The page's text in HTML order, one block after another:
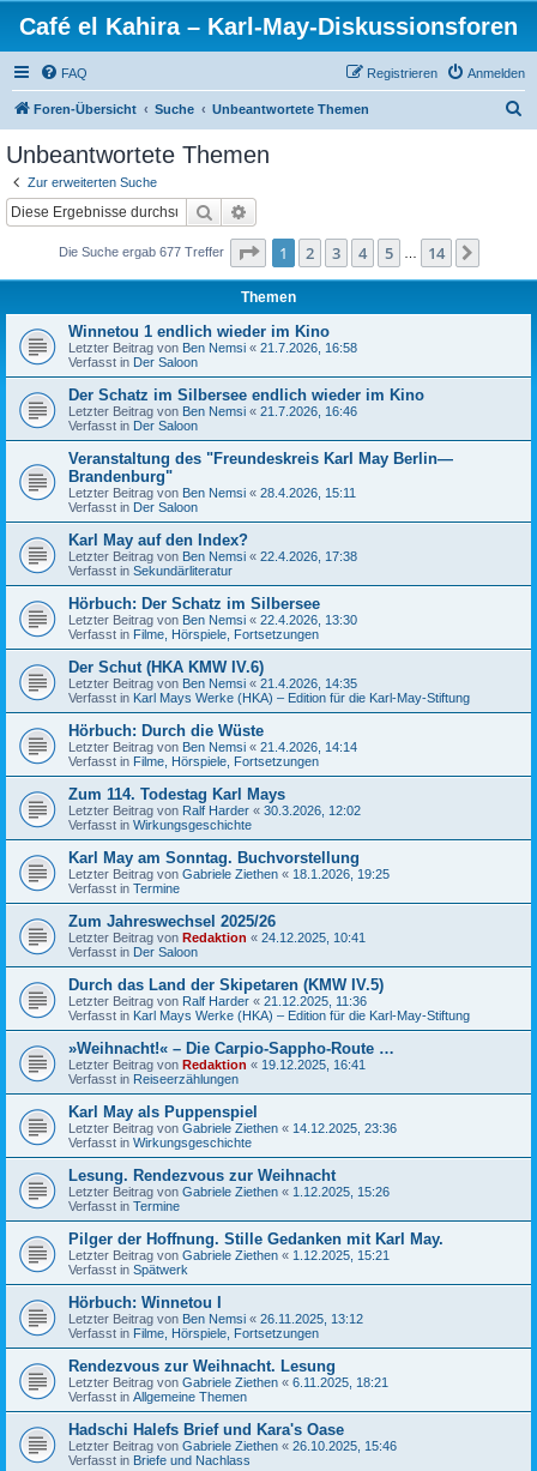
Café el Kahira – Karl-May-Diskussionsforen
FAQ Anmelden
Registrieren
Foren-Übersicht Suche Unbeantwortete Themen
Unbeantwortete Themen
Zur erweiterten Suche
Suche
Die Suche ergab 677 Treffer Seite 1von 14
1 2 3 4 5 14
Themen
Winnetou 1 endlich wieder im Kino
Letzter Beitrag von Ben Nemsi « 21.7.2026, 16:58
Verfasst in Der Saloon
Der Schatz im Silbersee endlich wieder im Kino
Letzter Beitrag von Ben Nemsi « 21.7.2026, 16:46
Verfasst in Der Saloon
Veranstaltung des "Freundeskreis Karl May Berlin—
Brandenburg"
Letzter Beitrag von Ben Nemsi « 28.4.2026, 15:11
Verfasst in Der Saloon
Karl May auf den Index?
Letzter Beitrag von Ben Nemsi « 22.4.2026, 17:38
Verfasst in Sekundärliteratur
Hörbuch: Der Schatz im Silbersee
Letzter Beitrag von Ben Nemsi « 22.4.2026, 13:30
Verfasst in Filme, Hörspiele, Fortsetzungen
Der Schut (HKA KMW IV.6)
Letzter Beitrag von Ben Nemsi « 21.4.2026, 14:35
Verfasst in Karl Mays Werke (HKA) – Edition für die Karl-May-Stiftung
Hörbuch: Durch die Wüste
Letzter Beitrag von Ben Nemsi « 21.4.2026, 14:14
Verfasst in Filme, Hörspiele, Fortsetzungen
Zum 114. Todestag Karl Mays
Letzter Beitrag von Ralf Harder « 30.3.2026, 12:02
Verfasst in Wirkungsgeschichte
Karl May am Sonntag. Buchvorstellung
Letzter Beitrag von Gabriele Ziethen « 18.1.2026, 19:25
Verfasst in Termine
Zum Jahreswechsel 2025/26
Letzter Beitrag von Redaktion « 24.12.2025, 10:41
Verfasst in Der Saloon
Durch das Land der Skipetaren (KMW IV.5)
Letzter Beitrag von Ralf Harder « 21.12.2025, 11:36
Verfasst in Karl Mays Werke (HKA) – Edition für die Karl-May-Stiftung
»Weihnacht!« – Die Carpio-Sappho-Route …
Letzter Beitrag von Redaktion « 19.12.2025, 16:41
Verfasst in Reiseerzählungen
Karl May als Puppenspiel
Letzter Beitrag von Gabriele Ziethen « 14.12.2025, 23:36
Verfasst in Wirkungsgeschichte
Lesung. Rendezvous zur Weihnacht
Letzter Beitrag von Gabriele Ziethen « 1.12.2025, 15:26
Verfasst in Termine
Pilger der Hoffnung. Stille Gedanken mit Karl May.
Letzter Beitrag von Gabriele Ziethen « 1.12.2025, 15:21
Verfasst in Spätwerk
Hörbuch: Winnetou I
Letzter Beitrag von Ben Nemsi « 26.11.2025, 13:12
Verfasst in Filme, Hörspiele, Fortsetzungen
Rendezvous zur Weihnacht. Lesung
Letzter Beitrag von Gabriele Ziethen « 6.11.2025, 18:21
Verfasst in Allgemeine Themen
Hadschi Halefs Brief und Kara's Oase
Letzter Beitrag von Gabriele Ziethen « 26.10.2025, 15:46
Verfasst in Briefe und Nachlass